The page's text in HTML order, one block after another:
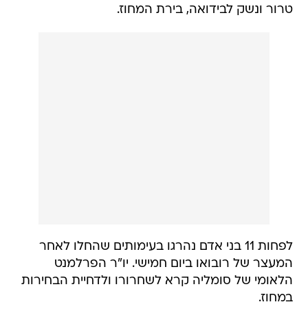
טרור ונשק לבידואה, בירת המחוז.
לפחות 11 בני אדם נהרגו בעימותים שהחלו לאחר
המעצר של רובואו ביום חמישי. יו"ר הפרלמנט
הלאומי של סומליה קרא לשחרורו ולדחיית הבחירות
במחוז.